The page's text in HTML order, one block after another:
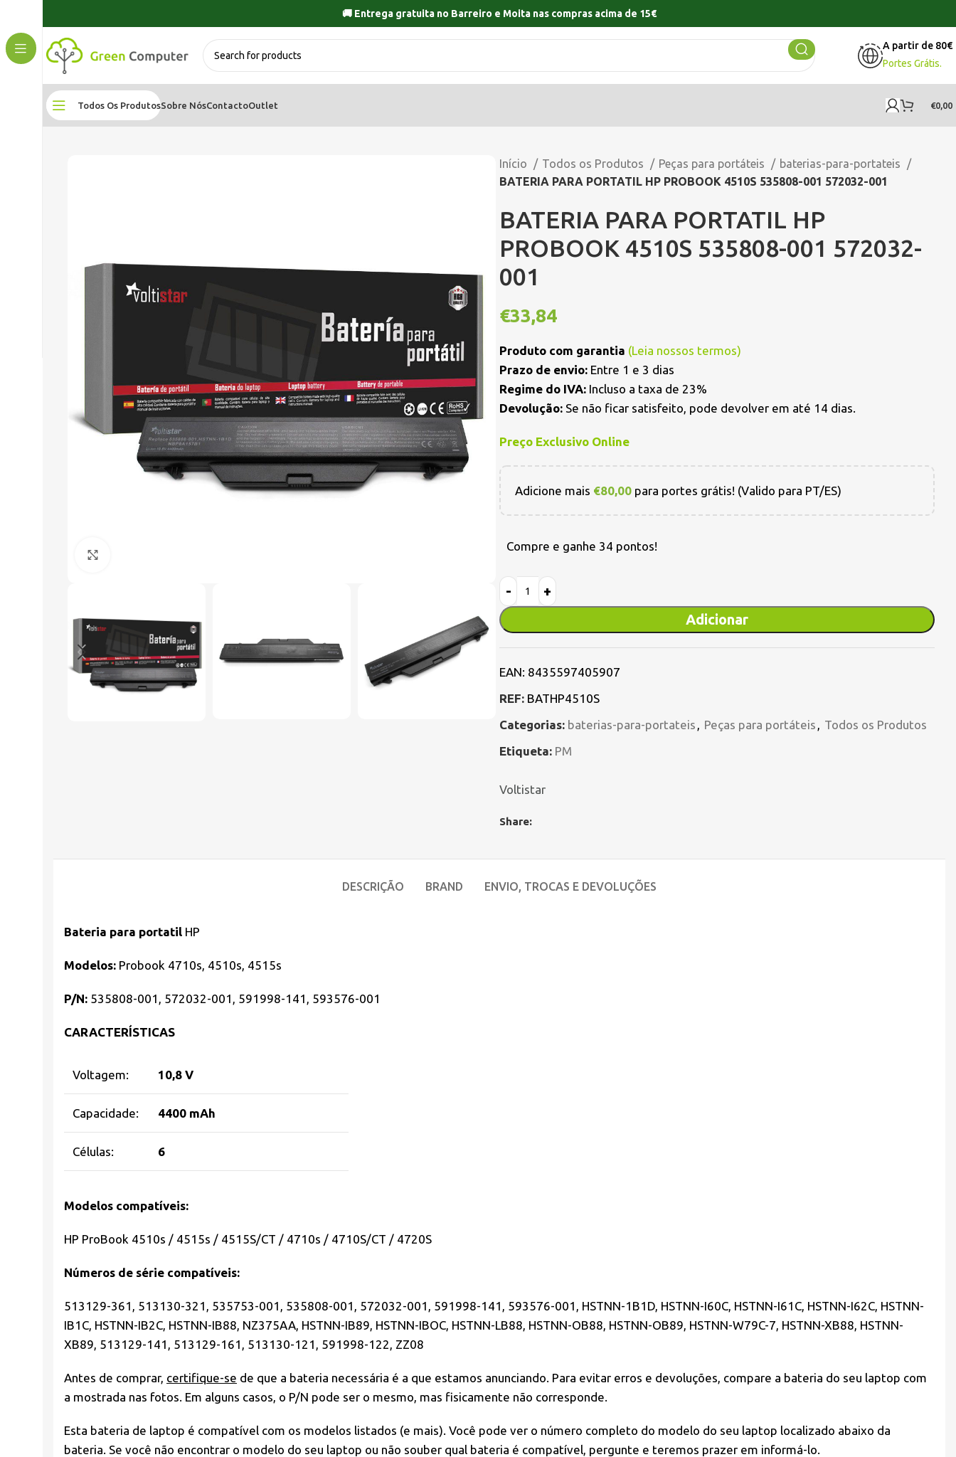
🚚 Entrega gratuita no Barreiro e Moita nas compras acima de 15€
A partir de 80€
Portes Grátis.
Todos Os ProdutosSobre NósContactoOutlet €0,00
Início Todos os Produtos Peças para portáteis
baterias-para-portateis
BATERIA PARA PORTATIL HP PROBOOK 4510S 535808-001 572032-001
BATERIA PARA PORTATIL HP
PROBOOK 4510S 535808-001 572032-
001
€33,84
Produto com garantia (Leia nossos termos)
Prazo de envio: Entre 1 e 3 dias
Regime do IVA: Incluso a taxa de 23%
Devolução: Se não ficar satisfeito, pode devolver em até 14 dias.
Preço Exclusivo Online
Adicione mais €80,00 para portes grátis! (Valido para PT/ES)
Compre e ganhe 34 pontos!
Adicionar
EAN: 8435597405907
REF: BATHP4510S
Categorias: baterias-para-portateis , Peças para portáteis , Todos os Produtos
Etiqueta: PM
Voltistar
Share:
DESCRIÇÃO BRAND ENVIO, TROCAS E DEVOLUÇÕES
Bateria para portatil HP
Modelos: Probook 4710s, 4510s, 4515s
P/N: 535808-001, 572032-001, 591998-141, 593576-001
CARACTERÍSTICAS
Voltagem: 10,8 V
Capacidade: 4400 mAh
Células: 6
Modelos compatíveis:
HP ProBook 4510s / 4515s / 4515S/CT / 4710s / 4710S/CT / 4720S
Números de série compatíveis:
513129-361, 513130-321, 535753-001, 535808-001, 572032-001, 591998-141, 593576-001, HSTNN-1B1D, HSTNN-I60C, HSTNN-I61C, HSTNN-I62C, HSTNN-
IB1C, HSTNN-IB2C, HSTNN-IB88, NZ375AA, HSTNN-IB89, HSTNN-IBOC, HSTNN-LB88, HSTNN-OB88, HSTNN-OB89, HSTNN-W79C-7, HSTNN-XB88, HSTNN-
XB89, 513129-141, 513129-161, 513130-121, 591998-122, ZZ08
Antes de comprar, certifique-se de que a bateria necessária é a que estamos anunciando. Para evitar erros e devoluções, compare a bateria do seu laptop com
a mostrada nas fotos. Em alguns casos, o P/N pode ser o mesmo, mas fisicamente não corresponde.
Esta bateria de laptop é compatível com os modelos listados (e mais). Você pode ver o número completo do modelo do seu laptop localizado abaixo da
bateria. Se você não encontrar o modelo do seu laptop ou não souber qual bateria é compatível, pergunte e teremos prazer em informá-lo.